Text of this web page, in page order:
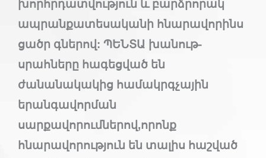
խորհրդատվություն և բարձրորակ
ապրանքատեսականի հնարավորինս
ցածր գներով: ՊԵՆՏԱ խանութ-
սրահները հագեցված են
ժանանակակից համակրգչային
երանգավորման
սարքավորումներով,որոնք
հնարավորություն են տալիս հաշված